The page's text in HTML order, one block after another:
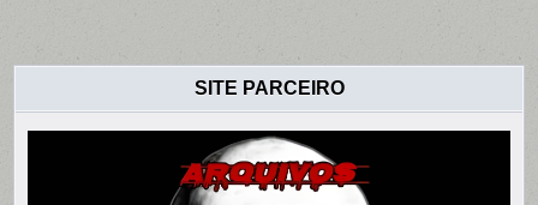
SITE PARCEIRO